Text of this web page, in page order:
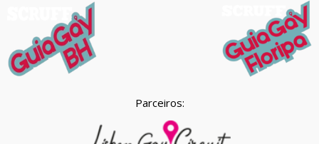
Parceiros: